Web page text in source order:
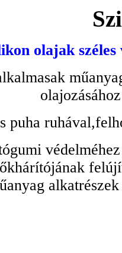
olajak
puha